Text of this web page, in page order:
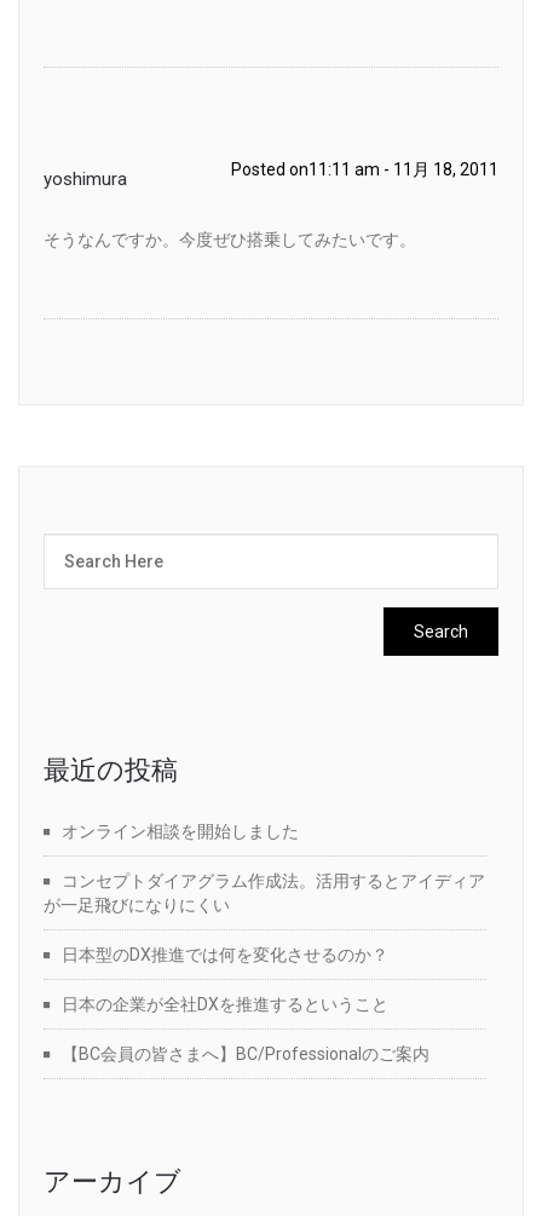
yoshimura Posted on11:11 am - 11月 18, 2011
そうなんですか。今度ぜひ搭乗してみたいです。
最近の投稿
オンライン相談を開始しました
コンセプトダイアグラム作成法。活用するとアイディア
が一足飛びになりにくい
日本型のDX推進では何を変化させるのか？
日本の企業が全社DXを推進するということ
【BC会員の皆さまへ】BC/Professionalのご案内
アーカイブ